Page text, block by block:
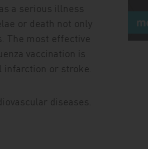
a serious illness
or death not only
The most effective
vaccination is
or stroke.
diseases.